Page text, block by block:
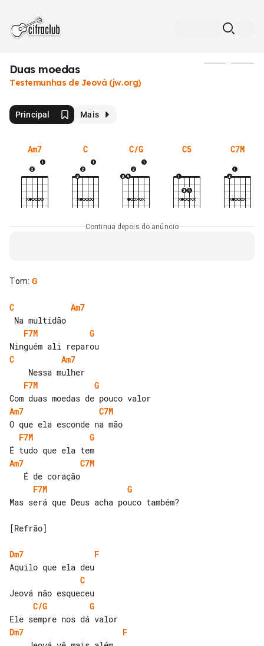
Duas moedas
Testemunhas de Jeová (jw.org)
Principal Mais
Am7 C C/G C5 C7M
Continua depois do anúncio
Tom: G
C
Am7
F7M
G
C
Am7
F7M
G
Am7
C7M
F7M
G
Am7
C7M
F7M
G
Mas será que Deus acha pouco também?
[Refrão]
Dm7
F
C
C/G
G
Dm7
F